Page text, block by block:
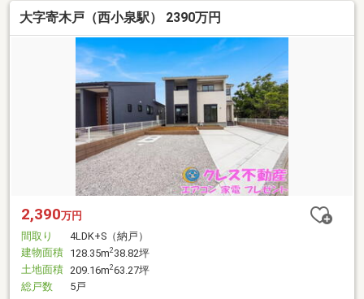
大字寄木戸（西小泉駅） 2390万円
2,390万円
間取り
4LDK+S（納戸）
建物面積 128.35m2 38.82坪
土地面積 209.16m263.27坪
総戸数
5戸